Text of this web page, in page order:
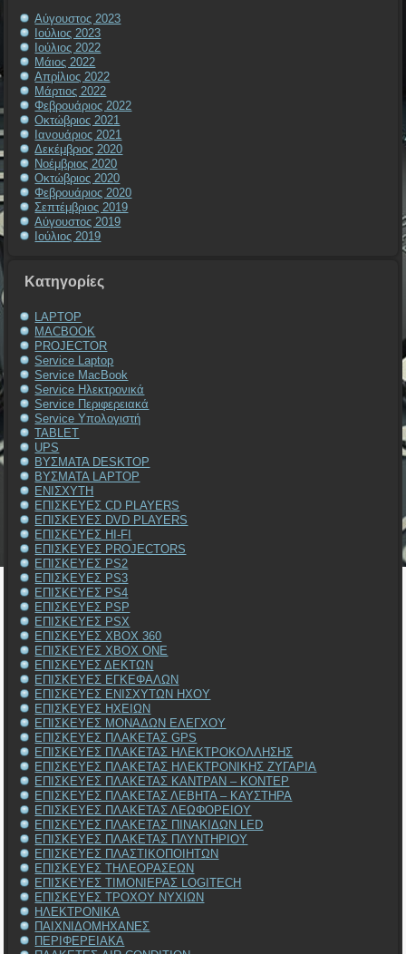
Αύγουστος 2023
Ιούλιος 2023
Ιούλιος 2022
Μάιος 2022
Απρίλιος 2022
Μάρτιος 2022
Φεβρουάριος 2022
Οκτώβριος 2021
Ιανουάριος 2021
Δεκέμβριος 2020
Νοέμβριος 2020
Οκτώβριος 2020
Φεβρουάριος 2020
Σεπτέμβριος 2019
Αύγουστος 2019
Ιούλιος 2019
Kατηγορίες
LAPTOP
MACBOOK
PROJECTOR
Service Laptop
Service MacBook
Service Ηλεκτρονικά
Service Περιφερειακά
Service Υπολογιστή
TABLET
UPS
ΒΥΣΜΑΤΑ DESKTOP
ΒΥΣΜΑΤΑ LAPTOP
ΕΝΙΣΧΥΤΗ
ΕΠΙΣΚΕΥΕΣ CD PLAYERS
ΕΠΙΣΚΕΥΕΣ DVD PLAYERS
ΕΠΙΣΚΕΥΕΣ HI-FI
ΕΠΙΣΚΕΥΕΣ PROJECTORS
ΕΠΙΣΚΕΥΕΣ PS2
ΕΠΙΣΚΕΥΕΣ PS3
ΕΠΙΣΚΕΥΕΣ PS4
ΕΠΙΣΚΕΥΕΣ PSP
ΕΠΙΣΚΕΥΕΣ PSX
ΕΠΙΣΚΕΥΕΣ XBOX 360
ΕΠΙΣΚΕΥΕΣ XBOX ONE
ΕΠΙΣΚΕΥΕΣ ΔΕΚΤΩΝ
ΕΠΙΣΚΕΥΕΣ ΕΓΚΕΦΑΛΩΝ
ΕΠΙΣΚΕΥΕΣ ΕΝΙΣΧΥΤΩΝ ΗΧΟΥ
ΕΠΙΣΚΕΥΕΣ ΗΧΕΙΩΝ
ΕΠΙΣΚΕΥΕΣ ΜΟΝΑΔΩΝ ΕΛΕΓΧΟΥ
ΕΠΙΣΚΕΥΕΣ ΠΛΑΚΕΤΑΣ GPS
ΕΠΙΣΚΕΥΕΣ ΠΛΑΚΕΤΑΣ ΗΛΕΚΤΡΟΚΟΛΛΗΣΗΣ
ΕΠΙΣΚΕΥΕΣ ΠΛΑΚΕΤΑΣ ΗΛΕΚΤΡΟΝΙΚΗΣ ΖΥΓΑΡΙΑ
ΕΠΙΣΚΕΥΕΣ ΠΛΑΚΕΤΑΣ ΚΑΝΤΡΑΝ – ΚΟΝΤΕΡ
ΕΠΙΣΚΕΥΕΣ ΠΛΑΚΕΤΑΣ ΛΕΒΗΤΑ – ΚΑΥΣΤΗΡΑ
ΕΠΙΣΚΕΥΕΣ ΠΛΑΚΕΤΑΣ ΛΕΩΦΟΡΕΙΟΥ
ΕΠΙΣΚΕΥΕΣ ΠΛΑΚΕΤΑΣ ΠΙΝΑΚΙΔΩΝ LED
ΕΠΙΣΚΕΥΕΣ ΠΛΑΚΕΤΑΣ ΠΛΥΝΤΗΡΙΟΥ
ΕΠΙΣΚΕΥΕΣ ΠΛΑΣΤΙΚΟΠΟΙΗΤΩΝ
ΕΠΙΣΚΕΥΕΣ ΤΗΛΕΟΡΑΣΕΩΝ
ΕΠΙΣΚΕΥΕΣ ΤΙΜΟΝΙΕΡΑΣ LOGITECH
ΕΠΙΣΚΕΥΕΣ ΤΡΟΧΟΥ ΝΥΧΙΩΝ
ΗΛΕΚΤΡΟΝΙΚΑ
ΠΑΙΧΝΙΔΟΜΗΧΑΝΕΣ
ΠΕΡΙΦΕΡΕΙΑΚΑ